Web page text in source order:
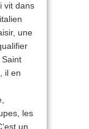
vit dans
une
Saint
il en
les
un